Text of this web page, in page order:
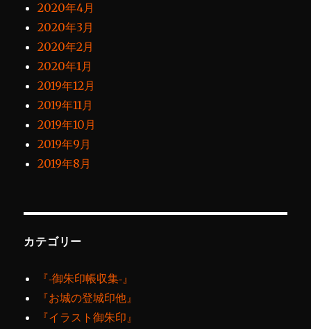
2020年4月
2020年3月
2020年2月
2020年1月
2019年12月
2019年11月
2019年10月
2019年9月
2019年8月
カテゴリー
『‐御朱印帳収集‐』
『お城の登城印他』
『イラスト御朱印』